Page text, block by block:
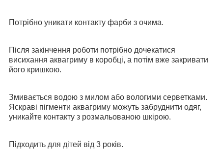
Потрібно уникати контакту фарби з очима.
Після закінчення роботи потрібно дочекатися
висихання аквагриму в коробці, а потім вже закривати
його кришкою.
Змивається водою з милом або вологими серветками.
Яскраві пігменти аквагриму можуть забруднити одяг,
уникайте контакту з розмальованою шкірою.
Підходить для дітей від 3 років.